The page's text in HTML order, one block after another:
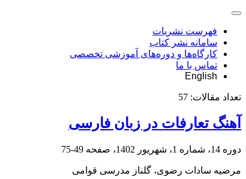
فهرست نشریات
سامانه نشر کتاب
کارگاه‌ها و دوره‌های آموزشی تخصصی
تماس با ما
English
تعداد مقالات: 57
آهنگ تعارفات در زبان فارسی
دوره 14، شماره 1، شهریور 1402، صفحه 49-75
مرضیه سادات رضوی، گلناز مدرسی قوامی